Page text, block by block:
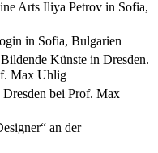
Arts Iliya Petrov in Sofia,
in Sofia, Bulgarien
Künste in Dresden.
Max Uhlig
bei Prof. Max
an der